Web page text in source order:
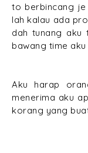
to berbincang
lah kalau ada
dah tunang aku
bawang time
Aku harap
menerima aku
korang yang